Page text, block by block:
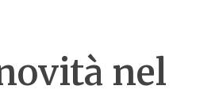
nel